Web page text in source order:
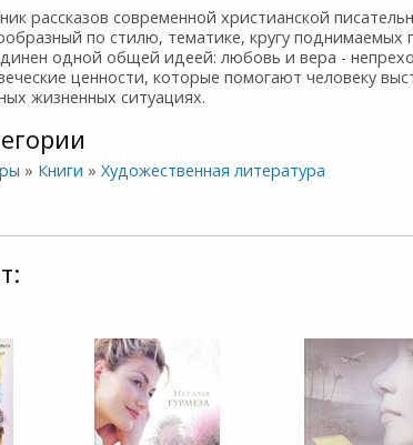
рассказов современной христианской
по стилю, тематике, кругу поднимаемых
одной общей идеей: любовь и вера -
ценности, которые помогают человеку
жизненных ситуациях.
» Книги »Художественная литература